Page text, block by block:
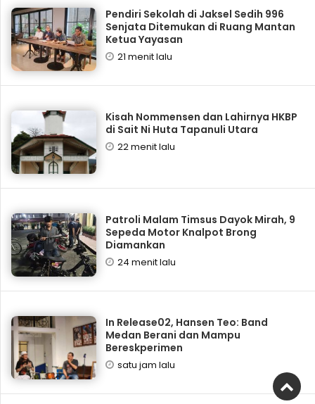
Pendiri Sekolah di Jaksel Sedih 996
Senjata Ditemukan di Ruang Mantan
Ketua Yayasan
21 menit lalu
Kisah Nommensen dan Lahirnya HKBP
di Sait Ni Huta Tapanuli Utara
22 menit lalu
Patroli Malam Timsus Dayok Mirah, 9
Sepeda Motor Knalpot Brong
Diamankan
24 menit lalu
In Release02, Hansen Teo: Band
Medan Berani dan Mampu
Bereskperimen
satu jam lalu